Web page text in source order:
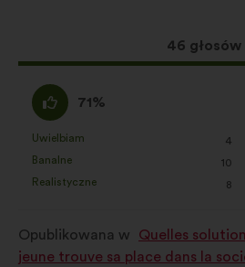
Ta
propozycja
46 głosów
następująco:
Zgadzam
się
:
71%
w
kategorii:
Uwielbiam
: 4
razy
Banalne
: 10
razy
Realistyczne
: 8
razy
Opublikowana w
Quelles
jeune trouve sa place dans la
w sposób
Sieci
cookie służące